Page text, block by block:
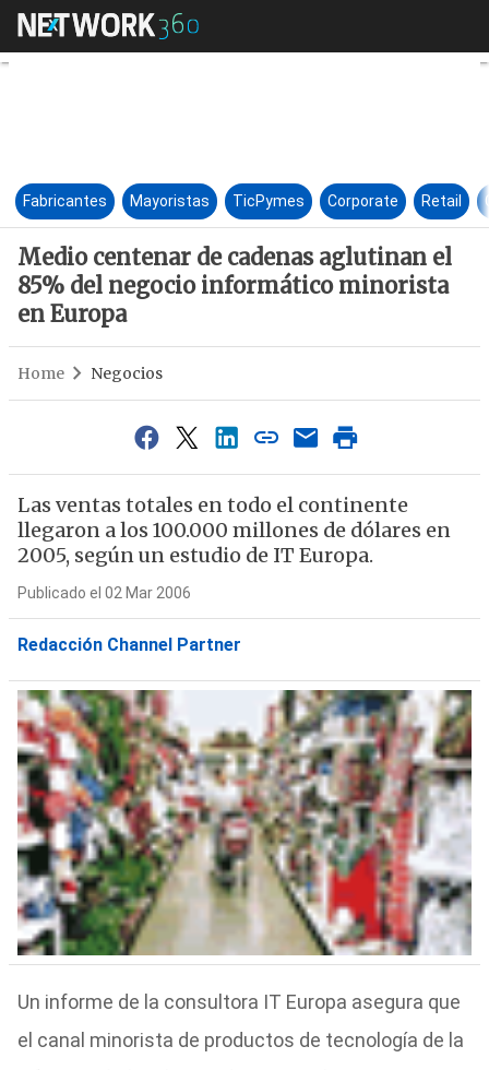
Medio centenar de cadenas
Fabricantes Mayoristas TicPymes Corporate Retail
Medio centenar de cadenas aglutinan el
85% del negocio informático minorista
en Europa
Home Negocios
Las ventas totales en todo el continente
llegaron a los 100.000 millones de dólares en
2005, según un estudio de IT Europa.
Publicado el 02 Mar 2006
Redacción Channel Partner
Un informe de la consultora IT Europa asegura que
el canal minorista de productos de tecnología de la